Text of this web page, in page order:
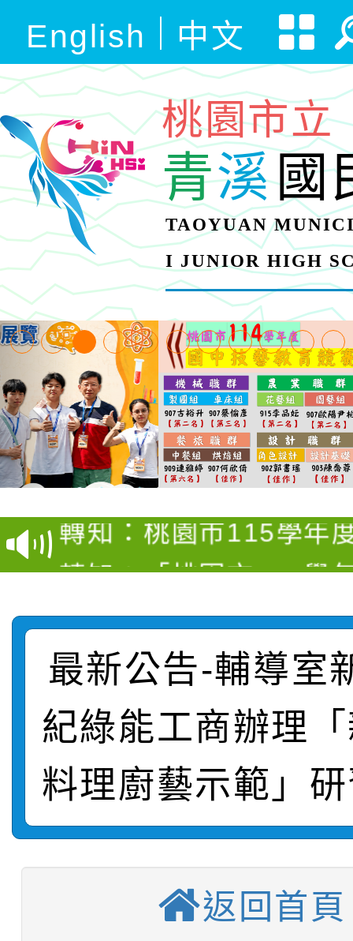
English 中文
桃園市立
青溪國
TAOYUAN
I JUNIOR HIGH
【甄選結果(第4招)】
學年度第1學期第9次代
結果(第4招)
【甄選結果(第12招)】
學年度第1學期第7次代
結果(第12招)
轉知：桃園市115學年
賽及師生本土語及新住
賽實施要點
轉知：「桃園市115學
比賽實施要點」
轉知：「115年金融知
動辦法」
轉知臺中市政府政風處
畫影片一案
轉知：「115學年度全
劇比賽實施要點」及修
表
轉知：桃園市115年度
敬師藝文競賽』實施計
【甄選結果(第11招)】
學年度第1學期第7次代
結果(第11招)
【甄選結果(第3招)】
學年度第1學期第9次代
結果(第3招)
【甄選結果(第4招)】
學年度第1學期第9次
【甄選結果(第12招)】
最新公告-輔導室
紀綠能工商辦理
料理廚藝示範」
返回首頁